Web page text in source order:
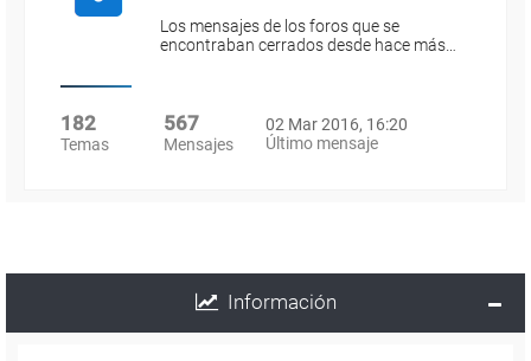
Los mensajes de los foros que se
encontraban cerrados desde hace más…
182
Temas
567
Mensajes
02 Mar 2016, 16:20
Último mensaje
Información